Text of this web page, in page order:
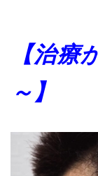
【治療
～】